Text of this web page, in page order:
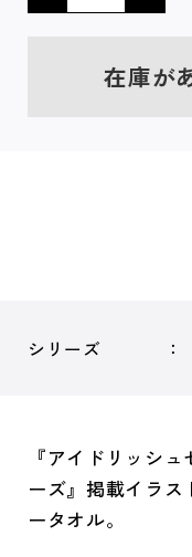
在庫が
シリーズ
『アイドリッシ
ーズ』掲載イラ
ータオル。